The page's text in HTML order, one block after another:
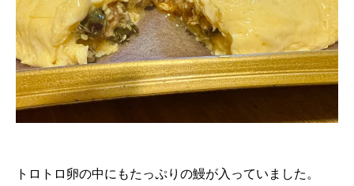
トロトロ卵の中にもたっぷりの鰻が入っていました。